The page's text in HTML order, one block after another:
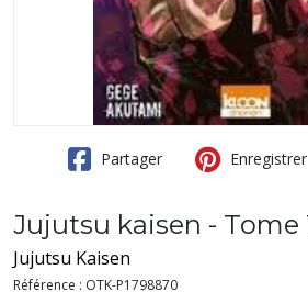
Partager Enregistrer
Jujutsu kaisen - Tome
Jujutsu Kaisen
Référence : OTK-P1798870